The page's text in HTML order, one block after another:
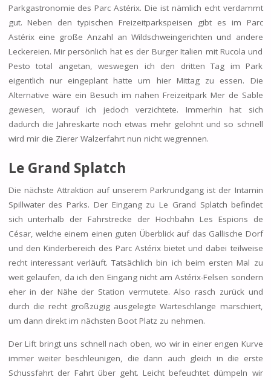
Parkgastronomie des Parc Astérix. Die ist nämlich echt verdammt
gut. Neben den typischen Freizeitparkspeisen gibt es im Parc
Astérix eine große Anzahl an Wildschweingerichten und andere
Leckereien. Mir persönlich hat es der Burger Italien mit Rucola und
Pesto total angetan, weswegen ich den dritten Tag im Park
eigentlich nur eingeplant hatte um hier Mittag zu essen. Die
Alternative wäre ein Besuch im nahen Freizeitpark Mer de Sable
gewesen, worauf ich jedoch verzichtete. Immerhin hat sich
dadurch die Jahreskarte noch etwas mehr gelohnt und so schnell
wird mir die Zierer Walzerfahrt nun nicht wegrennen.
Le Grand Splatch
Die nächste Attraktion auf unserem Parkrundgang ist der Intamin
Spillwater des Parks. Der Eingang zu Le Grand Splatch befindet
sich unterhalb der Fahrstrecke der Hochbahn Les Espions de
César, welche einem einen guten Überblick auf das Gallische Dorf
und den Kinderbereich des Parc Astérix bietet und dabei teilweise
recht interessant verläuft. Tatsächlich bin ich beim ersten Mal zu
weit gelaufen, da ich den Eingang nicht am Astérix-Felsen sondern
eher in der Nähe der Station vermutete. Also rasch zurück und
durch die recht großzügig ausgelegte Warteschlange marschiert,
um dann direkt im nächsten Boot Platz zu nehmen.
Der Lift bringt uns schnell nach oben, wo wir in einer engen Kurve
immer weiter beschleunigen, die dann auch gleich in die erste
Schussfahrt der Fahrt über geht. Leicht befeuchtet dümpeln wir